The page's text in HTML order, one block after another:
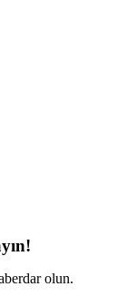
olun.